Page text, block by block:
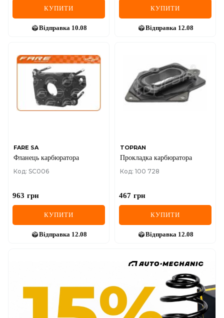
КУПИТИ
Відправка 10.08
КУПИТИ
Відправка 12.08
FARE SA
Фланець карбюратора
Код: SC006
963 грн
КУПИТИ
Відправка 12.08
TOPRAN
Прокладка карбюратора
Код: 100 728
467 грн
КУПИТИ
Відправка 12.08